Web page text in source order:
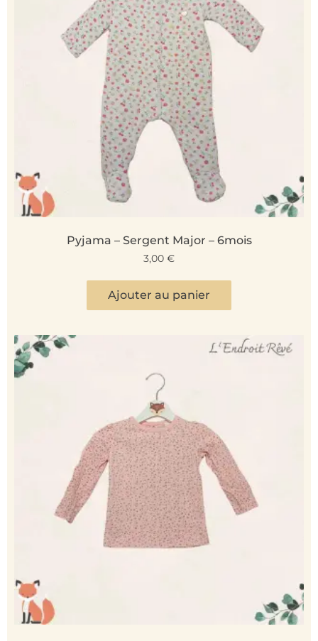
Pyjama – Sergent Major – 6mois
3,00 €
Ajouter au panier